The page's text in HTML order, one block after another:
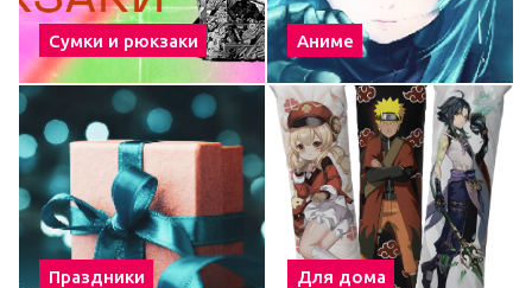
Сумки и рюкзаки Аниме
Праздники Для дома